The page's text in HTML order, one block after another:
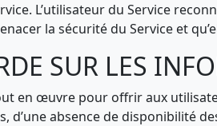
L’utilisateur du Service
la sécurité du Service et
SUR LES
en œuvre pour offrir aux
d’une absence de disponibilité